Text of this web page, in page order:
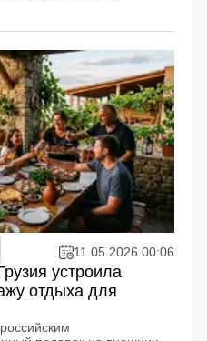
11.05.2026 00:06
устроила
отдыха для